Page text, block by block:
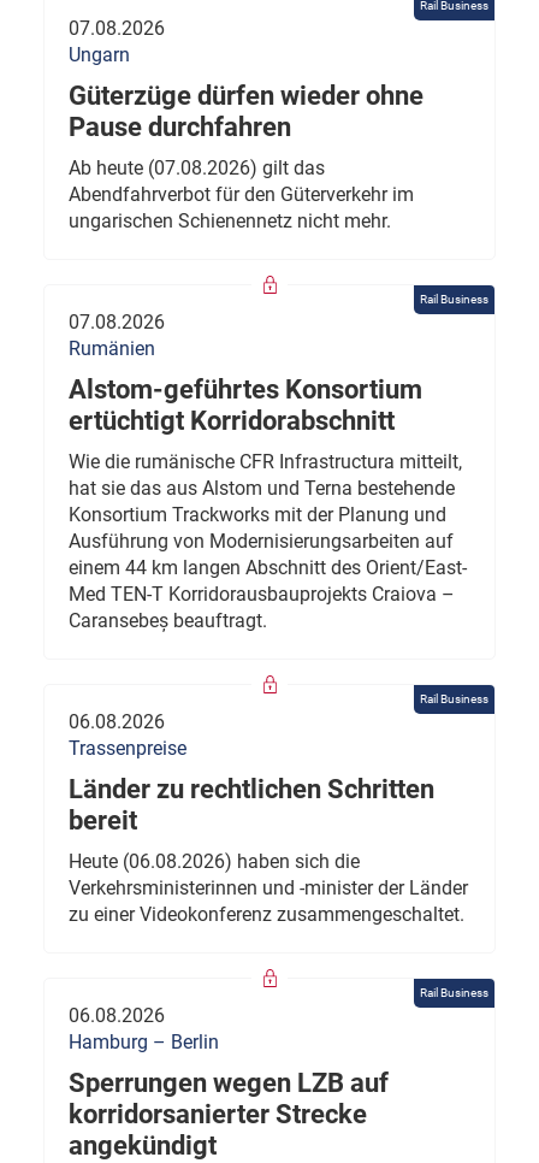
Rail Business
07.08.2026
Ungarn
Güterzüge dürfen wieder ohne
Pause durchfahren
Ab heute (07.08.2026) gilt das
Abendfahrverbot für den Güterverkehr im
ungarischen Schienennetz nicht mehr.
Rail Business
07.08.2026
Rumänien
Alstom-geführtes Konsortium
ertüchtigt Korridorabschnitt
Wie die rumänische CFR Infrastructura mitteilt,
hat sie das aus Alstom und Terna bestehende
Konsortium Trackworks mit der Planung und
Ausführung von Modernisierungsarbeiten auf
einem 44 km langen Abschnitt des Orient/East-
Med TEN-T Korridorausbauprojekts Craiova –
Caransebeș beauftragt.
Rail Business
06.08.2026
Trassenpreise
Länder zu rechtlichen Schritten
bereit
Heute (06.08.2026) haben sich die
Verkehrsministerinnen und -minister der Länder
zu einer Videokonferenz zusammengeschaltet.
Rail Business
06.08.2026
Hamburg – Berlin
Sperrungen wegen LZB auf
korridorsanierter Strecke
angekündigt